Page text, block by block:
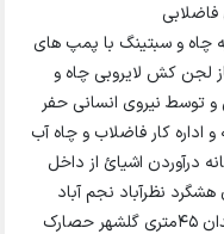
فاضلابی
واقعی تخلیه چاه و سبتینگ با پمپ های
لجن کش لایروبی چاه و
نیروی انسانی حفر
اداره کار فاضلاب و چاه آب
درآوردن اشیائ از داخل
نظرآباد نجم آباد
اشتهارد گوهردشت عظیمیه جهانشهر کارمندان 45متری گلشهر حصارک